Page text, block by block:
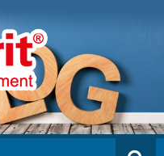
fi
m
it
g
ri
t